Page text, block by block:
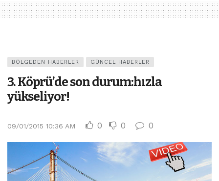
BÖLGEDEN HABERLER GÜNCEL HABERLER
3. Köprü’de son durum:hızla
yükseliyor!
09/01/2015 10:36 AM 0 0 0